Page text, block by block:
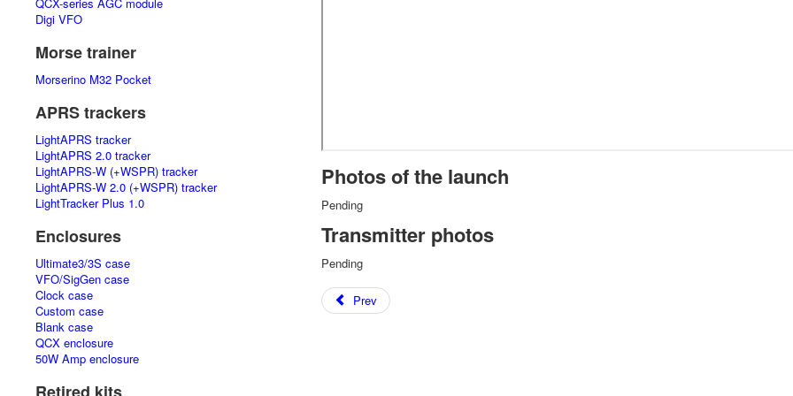
Digi VFO
Morse trainer
Morserino M32 Pocket
APRS trackers
LightAPRS tracker
LightAPRS 2.0 tracker
LightAPRS-W (+WSPR) tracker
LightAPRS-W 2.0 (+WSPR) tracker
LightTracker Plus 1.0
Enclosures
Ultimate3/3S case
VFO/SigGen case
Clock case
Custom case
Blank case
QCX enclosure
50W Amp enclosure
Photos of the launch
Pending
Transmitter photos
Pending
Prev